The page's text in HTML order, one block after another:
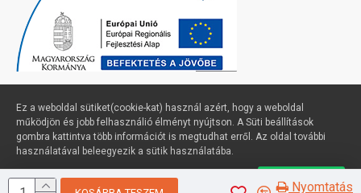
Nyomtatás
Profimuszaki.hu - exPanda ERP
Ez a weboldal sütiket(cookie-kat) használ azért, hogy a weboldal
működjön és jobb felhasználió élményt nyújtson. A Süti beállítások
gombra kattintva több információt is megtudhat erről. Az oldal további
használatával beleegyezik a sütik használatába.
Süti beállítások Elfogadom